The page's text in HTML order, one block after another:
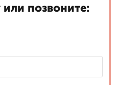
или позвоните: